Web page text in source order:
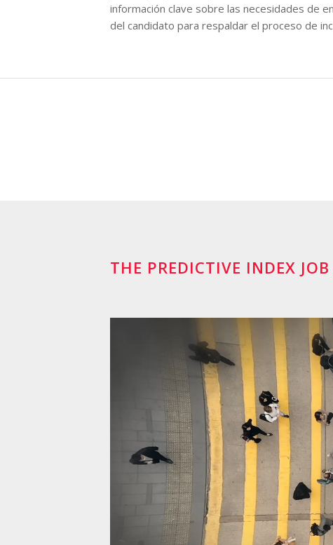
información clave sobre las necesidades de
del candidato para respaldar el proceso de
THE PREDICTIVE INDEX